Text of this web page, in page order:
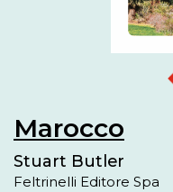
Marocco
Stuart Butler
Feltrinelli Editore Spa